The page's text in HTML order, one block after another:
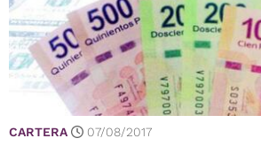
CARTERA 07/08/2017